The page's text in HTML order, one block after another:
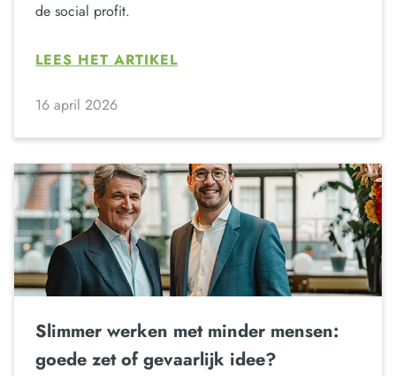
de social profit.
LEES HET ARTIKEL
16 april 2026
Slimmer werken met minder mensen:
goede zet of gevaarlijk idee?